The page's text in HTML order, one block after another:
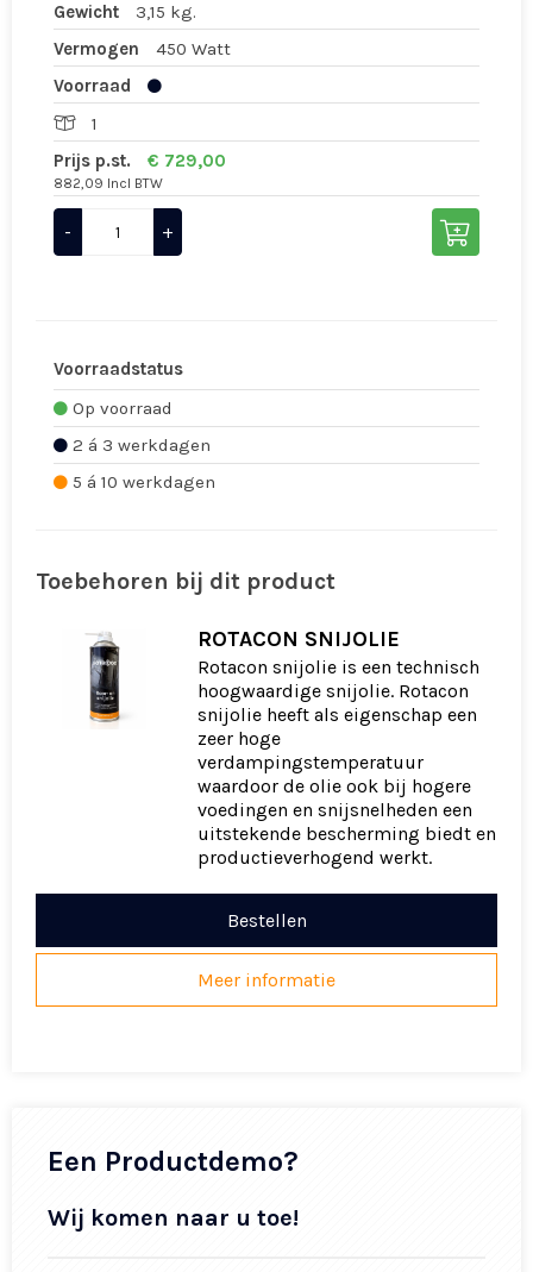
Gewicht
3,15 kg.
Vermogen
450 Watt
Voorraad
1
Prijs p.st.
€ 729,00
882,09 Incl BTW
- +
Voorraadstatus
Op voorraad
2 á 3 werkdagen
5 á 10 werkdagen
Toebehoren bij dit product
ROTACON SNIJOLIE
Rotacon snijolie is een technisch
hoogwaardige snijolie. Rotacon
snijolie heeft als eigenschap een
zeer hoge
verdampingstemperatuur
waardoor de olie ook bij hogere
voedingen en snijsnelheden een
uitstekende bescherming biedt en
productieverhogend werkt.
Bestellen
Meer informatie
Een Productdemo?
Wij komen naar u toe!